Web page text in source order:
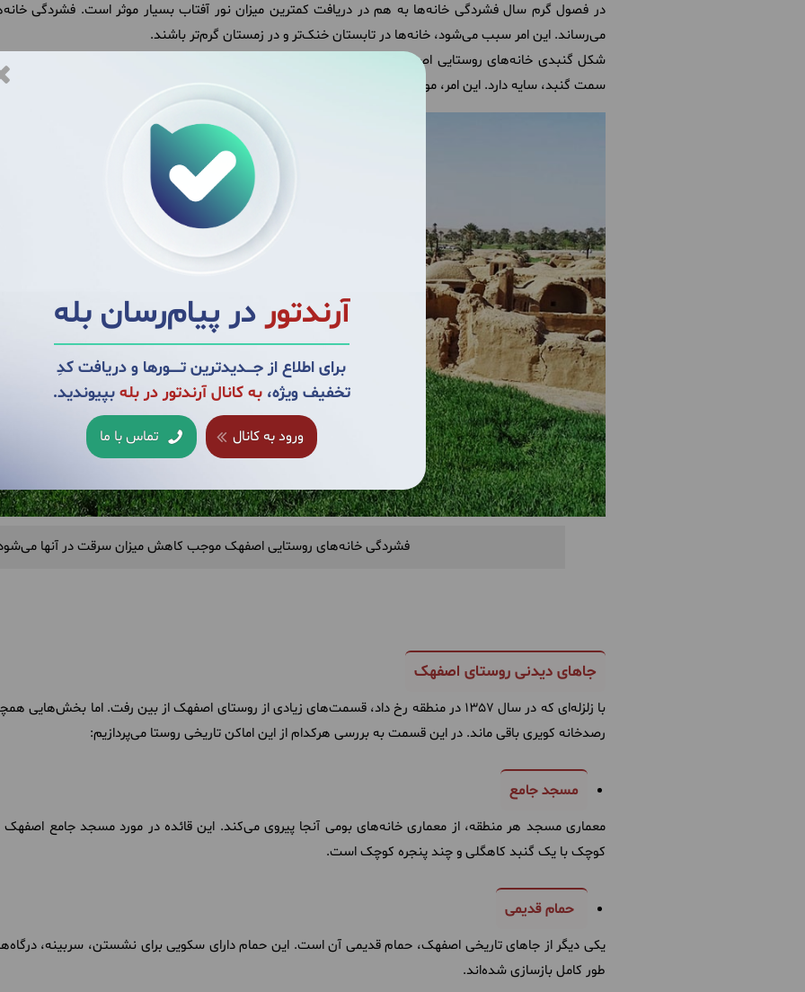
آرندتوردر پیام‌رسان بله
برای اطلاع از جــــدیدترین تــــــورها و دریافت کدِ
تخفیف ویژه،به کانال آرندتور در بله بپیوندید.
ورود به کانال تماس با ما
در فصول گرم سال فشردگی خانه‌ها به هم در دریافت کمترین میزان نور آفتاب بسیار موثر است. فشردگی
می‌رساند. این امر سبب می‌شود، خانه‌ها در تابستان خنک‌تر و در زمستان گرم‌تر باشند.
شکل گنبدی خانه‌های روستایی اصفهک، سبب ایجاد سایه بر خلاف جهت تابش خورشید می‌شود. به طوریکه
سمت گنبد، سایه دارد. این امر، موجب جذب گرمای کمتر می‌شود.
فشردگی خانه‌های روستایی اصفهک موجب کاهش میزان سرقت در آنها
جاهای دیدنی روستای اصفهک
با زلزله‌ای که در سال 1357 در منطقه رخ داد، قسمت‌های زیادی از روستای اصفهک از بین رفت. اما
رصدخانه کویری باقی ماند. در این قسمت به بررسی هرکدام از این اماکن تاریخی روستا می‌پردازیم:
مسجد جامع
معماری مسجد هر منطقه، از معماری خانه‌های بومی آنجا پیروی می‌کند. این قائده در مورد مسجد جامع اصفهک
کوچک با یک گنبد کاهگلی و چند پنجره کوچک است.
حمام قدیمی
یکی دیگر از جاهای تاریخی اصفهک، حمام قدیمی آن است. این حمام دارای سکویی برای نشستن، سربینه،
طور کامل بازسازی شده‌اند.